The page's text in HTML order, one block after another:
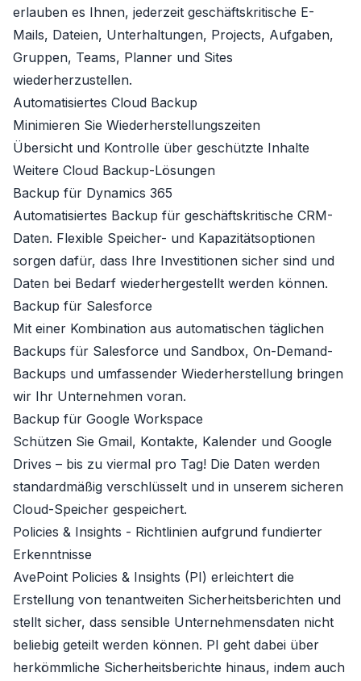
erlauben es Ihnen, jederzeit geschäftskritische E-
Mails, Dateien, Unterhaltungen, Projects, Aufgaben,
Gruppen, Teams, Planner und Sites
wiederherzustellen.
Automatisiertes Cloud Backup
Minimieren Sie Wiederherstellungszeiten
Übersicht und Kontrolle über geschützte Inhalte
Weitere Cloud Backup-Lösungen
Backup für Dynamics 365
Automatisiertes Backup für geschäftskritische CRM-
Daten. Flexible Speicher- und Kapazitätsoptionen
sorgen dafür, dass Ihre Investitionen sicher sind und
Daten bei Bedarf wiederhergestellt werden können.
Backup für Salesforce
Mit einer Kombination aus automatischen täglichen
Backups für Salesforce und Sandbox, On-Demand-
Backups und umfassender Wiederherstellung bringen
wir Ihr Unternehmen voran.
Backup für Google Workspace
Schützen Sie Gmail, Kontakte, Kalender und Google
Drives – bis zu viermal pro Tag! Die Daten werden
standardmäßig verschlüsselt und in unserem sicheren
Cloud-Speicher gespeichert.
Policies & Insights - Richtlinien aufgrund fundierter
Erkenntnisse
AvePoint Policies & Insights (PI) erleichtert die
Erstellung von tenantweiten Sicherheitsberichten und
stellt sicher, dass sensible Unternehmensdaten nicht
beliebig geteilt werden können. PI geht dabei über
herkömmliche Sicherheitsberichte hinaus, indem auch